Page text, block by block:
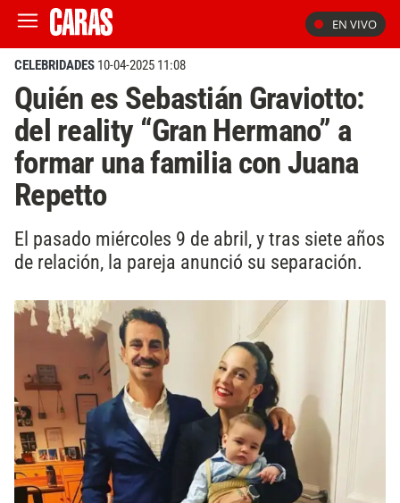
EN VIVO
CELEBRIDADES 10-04-2025 11:08
Quién es Sebastián Graviotto:
del reality “Gran Hermano” a
formar una familia con Juana
Repetto
El pasado miércoles 9 de abril, y tras siete años
de relación, la pareja anunció su separación.